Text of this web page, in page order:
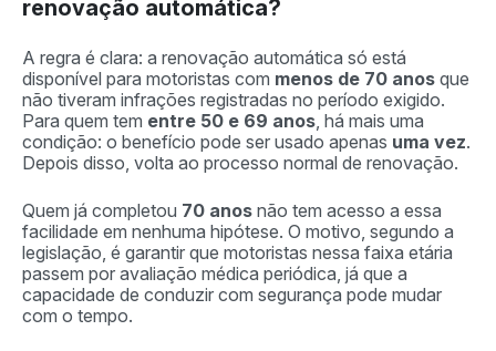
renovação automática?
A regra é clara: a renovação automática só está
disponível para motoristas com menos de 70 anos que
não tiveram infrações registradas no período exigido.
Para quem tem entre 50 e 69 anos, há mais uma
condição: o benefício pode ser usado apenas uma vez.
Depois disso, volta ao processo normal de renovação.
Quem já completou 70 anos não tem acesso a essa
facilidade em nenhuma hipótese. O motivo, segundo a
legislação, é garantir que motoristas nessa faixa etária
passem por avaliação médica periódica, já que a
capacidade de conduzir com segurança pode mudar
com o tempo.